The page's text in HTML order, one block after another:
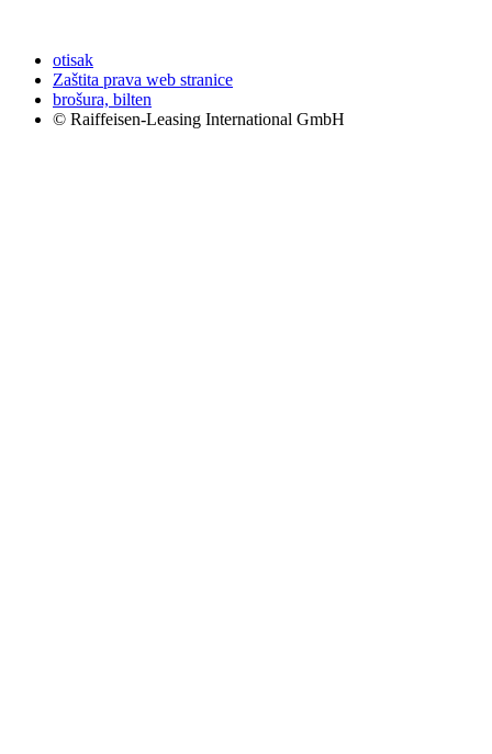
otisak
Zaštita prava web stranice
brošura, bilten
© Raiffeisen-Leasing International GmbH